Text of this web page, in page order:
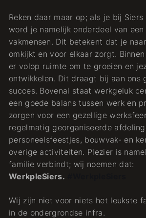
Reken daar maar op; als je bij
word je namelijk onderdeel van
vakmensen. Dit betekent dat je
omkijkt en voor elkaar zorgt.
er volop ruimte om te groeien en
ontwikkelen. Dit draagt bij aan ons
succes. Bovenal staat werkgeluk
een goede balans tussen werk en
zorgen voor een gezellige
regelmatig georganiseerde
personeelsfeestjes, bouwvak- en
overige activiteiten. Plezier is
familie verbindt; wij noemen dat:
WerkpleSiers.
Wij zijn niet voor niets het leukste
in de ondergrondse infra.